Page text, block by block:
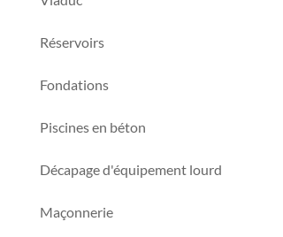
Réservoirs
Fondations
Piscines en béton
Décapage d'équipement lourd
Maçonnerie